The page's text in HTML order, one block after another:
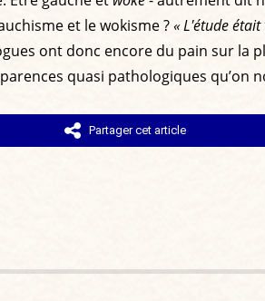
et le wokisme ?« L'étude
ont donc encore du pain sur la
quasi pathologiques qu’on
Partager cet article